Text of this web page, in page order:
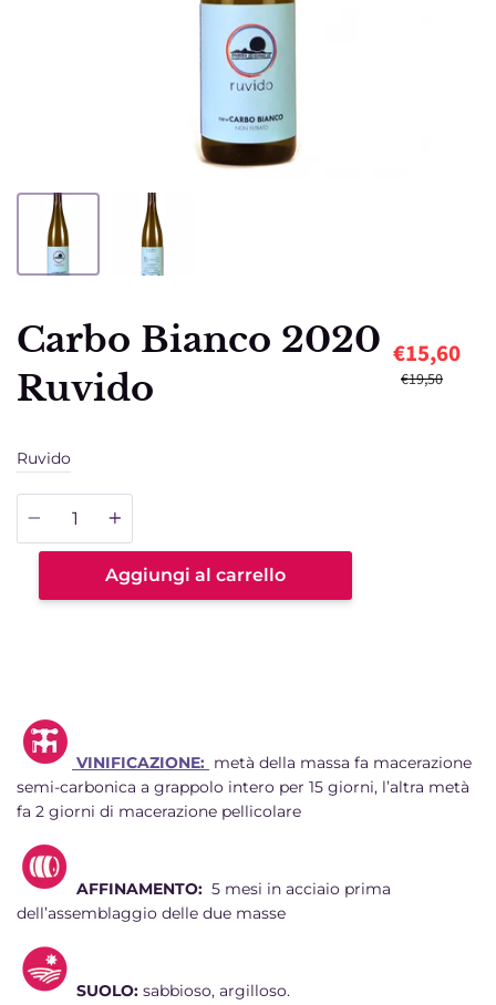
Carbo Bianco 2020
Ruvido
€15,60
€19,50
Ruvido
Quantità
Aggiungi al carrello
VINIFICAZIONE: metà della massa fa macerazione
semi-carbonica a grappolo intero per 15 giorni, l’altra metà
fa 2 giorni di macerazione pellicolare
AFFINAMENTO: 5 mesi in acciaio prima
dell’assemblaggio delle due masse
SUOLO: sabbioso, argilloso.